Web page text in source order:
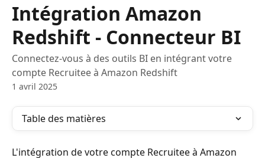
Intégration Amazon
Redshift - Connecteur BI
Connectez-vous à des outils BI en intégrant votre
compte Recruitee à Amazon Redshift
1 avril 2025
Table des matières
L'intégration de votre compte Recruitee à Amazon